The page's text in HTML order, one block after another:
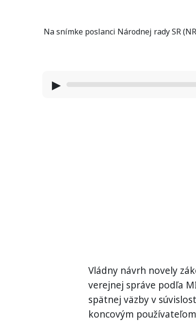
Na snímke poslanci Národnej rady SR
▶
Vládny návrh novely
verejnej správe podľa
spätnej väzby v
koncovým